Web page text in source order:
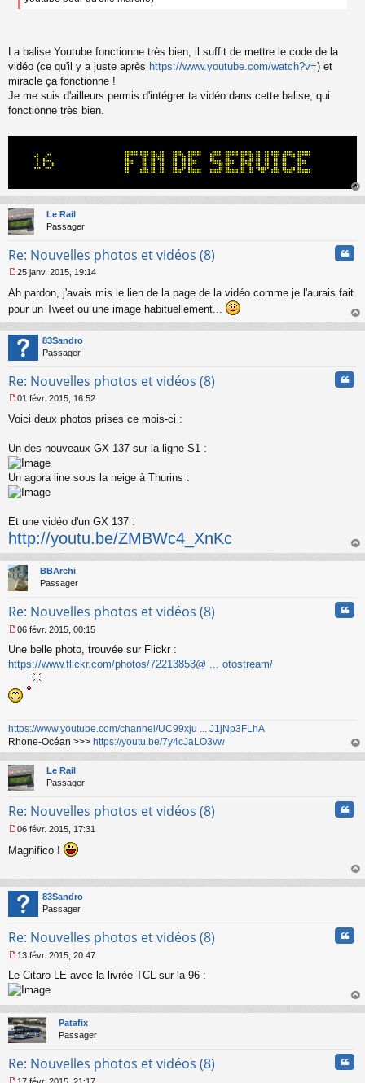
e
l
u
La balise Youtube fonctionne très bien, il suffit de mettre le code de la
vidéo (ce qu'il y a juste après https://www.youtube.com/watch?v=) et
miracle ça fonctionne !
Je me suis d'ailleurs permis d'intégrer ta vidéo dans cette balise, qui
fonctionne très bien.
au
Le Rail
Passager
Re: Nouvelles photos et vidéos (8)
e
s
a
g
e
o
l
u
25 janv. 2015, 19:14
Ah pardon, j'avais mis le lien de la page de la vidéo comme je l'aurais fait
pour un Tweet ou une image habituellement...
au
83Sandro
Passager
Re: Nouvelles photos et vidéos (8)
e
s
a
g
e
n
n
u
01 févr. 2015, 16:52
Voici deux photos prises ce mois-ci :
Un des nouveaux GX 137 sur la ligne S1 :
Un agora line sous la neige à Thurins :
Et une vidéo d'un GX 137 :
http://youtu.be/ZMBWc4_XnKc
au
BBArchi
Passager
Re: Nouvelles photos et vidéos (8)
e
s
a
g
n
o
n
l
u
06 févr. 2015, 00:15
Une belle photo, trouvée sur Flickr :
https://www.flickr.com/photos/72213853@ ... otostream/
https://www.youtube.com/channel/UC99xju ... J1jNp3FLhA
Rhone-Océan >>> https://youtu.be/7y4cJaLO3vw
au
Le Rail
Passager
Re: Nouvelles photos et vidéos (8)
e
a
g
e
o
l
u
06 févr. 2015, 17:31
Magnifico !
au
83Sandro
Passager
Re: Nouvelles photos et vidéos (8)
e
s
a
g
e
o
13 févr. 2015, 20:47
Le Citaro LE avec la livrée TCL sur la 96 :
au
Patafix
Passager
Re: Nouvelles photos et vidéos (8)